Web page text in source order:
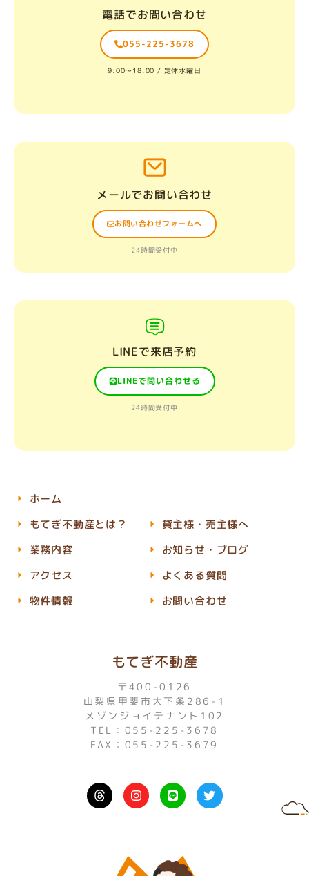
電話でお問い合わせ
055-225-3678
9:00〜18:00 / 定休水曜日
メールでお問い合わせ
お問い合わせフォームへ
24時間受付中
LINEで来店予約
LINEで問い合わせる
24時間受付中
もてぎ不動産
〒400-0126
山梨県甲斐市大下条286-1
メゾンジョイテナント102
TEL：055-225-3678
FAX：055-225-3679
I
n
s
a
L
i
n
T
w
i
ホーム
もてぎ不動産とは？
業務内容
アクセス
物件情報
貸主様・売主様へ
お知らせ・ブログ
よくある質問
お問い合わせ